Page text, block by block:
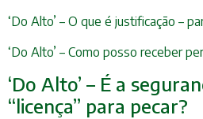
‘Do Alto’ – O que é justificação –
‘Do Alto’ – Como posso receber
‘Do Alto’ – É a
“licença” para pecar?